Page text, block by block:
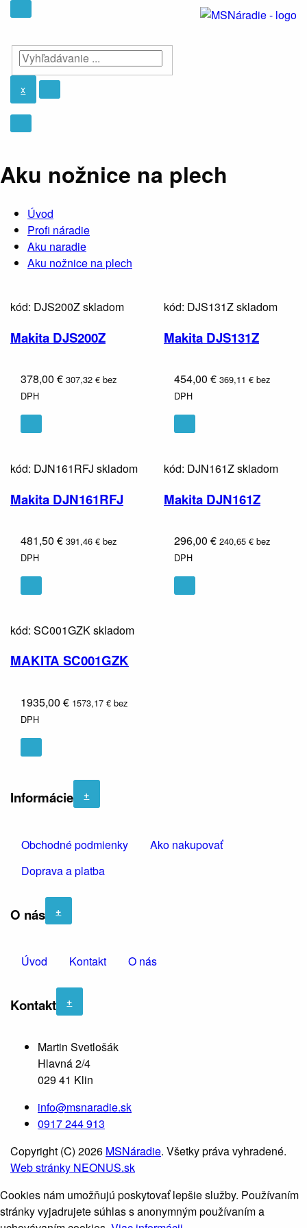
x
Aku nožnice na plech
Úvod
Profi náradie
Aku naradie
Aku nožnice na plech
kód: DJS200Zskladom
Makita DJS200Z
378,00 € 307,32 € bez
DPH
kód: DJS131Zskladom
Makita DJS131Z
454,00 € 369,11 € bez
DPH
kód: DJN161RFJ skladom
Makita DJN161RFJ
481,50 € 391,46 € bez
DPH
kód: DJN161Zskladom
Makita DJN161Z
296,00 € 240,65 € bez
DPH
kód: SC001GZKskladom
MAKITA SC001GZK
1935,00 € 1573,17 € bez
DPH
Informácie +
Obchodné podmienky
Ako nakupovať
Doprava a platba
O nás +
Úvod Kontakt O nás
Kontakt +
Martin Svetlošák
Hlavná 2/4
029 41 Klin
info@msnaradie.sk
0917 244 913
Copyright (C) 2026 MSNáradie. Všetky práva vyhradené.
Web stránky NEONUS.sk
Cookies nám umožňujú poskytovať lepšie služby. Používaním
stránky vyjadrujete súhlas s anonymným používaním a